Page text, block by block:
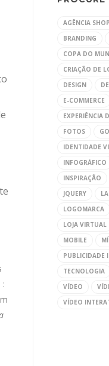
:
AGÊNCIA
BRANDING
COPA DO
CRIAÇÃO DE
DESIGN
E-COMMERCE
EXPERIÊNCIA
FOTOS
IDENTIDADE
INFOGRÁFICO
INSPIRAÇÃO
JQUERY
LOGOMARCA
LOJA VIRTUAL
MOBILE
PUBLICIDADE
TECNOLOGIA
VÍDEO
VÍDEO